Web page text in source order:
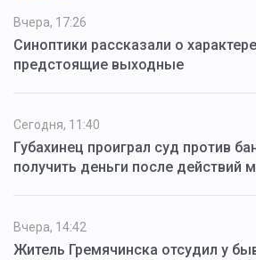
Вчера, 17:26
Синоптики рассказали о
предстоящие выходные
Сегодня, 11:40
Губахинец проиграл суд против
получить деньги после действий
Вчера, 14:42
Житель Гремячинска отсудил у